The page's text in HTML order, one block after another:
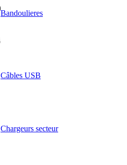
Bandoulieres
Câbles USB
Chargeurs secteur